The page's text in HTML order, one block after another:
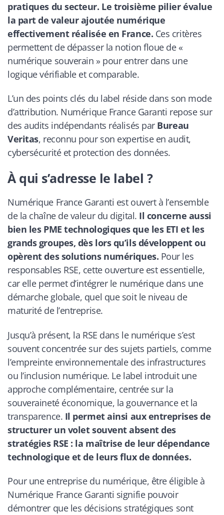
pratiques du secteur. Le troisième pilier évalue
la part de valeur ajoutée numérique
effectivement réalisée en France. Ces critères
permettent de dépasser la notion floue de «
numérique souverain » pour entrer dans une
logique vérifiable et comparable.
L’un des points clés du label réside dans son mode
d’attribution. Numérique France Garanti repose sur
des audits indépendants réalisés par Bureau
Veritas, reconnu pour son expertise en audit,
cybersécurité et protection des données.
À qui s’adresse le label ?
Numérique France Garanti est ouvert à l’ensemble
de la chaîne de valeur du digital. Il concerne aussi
bien les PME technologiques que les ETI et les
grands groupes, dès lors qu’ils développent ou
opèrent des solutions numériques. Pour les
responsables RSE, cette ouverture est essentielle,
car elle permet d’intégrer le numérique dans une
démarche globale, quel que soit le niveau de
maturité de l’entreprise.
Jusqu’à présent, la RSE dans le numérique s’est
souvent concentrée sur des sujets partiels, comme
l’empreinte environnementale des infrastructures
ou l’inclusion numérique. Le label introduit une
approche complémentaire, centrée sur la
souveraineté économique, la gouvernance et la
transparence. Il permet ainsi aux entreprises de
structurer un volet souvent absent des
stratégies RSE : la maîtrise de leur dépendance
technologique et de leurs flux de données.
Pour une entreprise du numérique, être éligible à
Numérique France Garanti signifie pouvoir
démontrer que les décisions stratégiques sont